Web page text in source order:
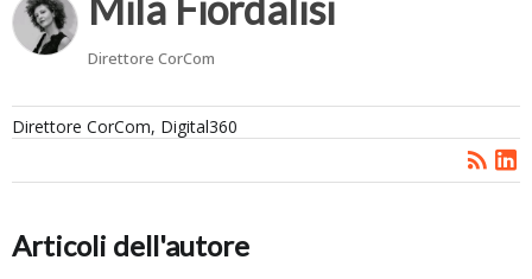
Direttore CorCom
Direttore CorCom, Digital360
Articoli dell'autore